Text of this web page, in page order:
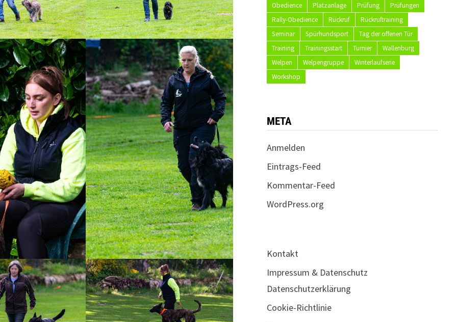
Obedience
Platzanlage Prüfung
Prüfungen
Rally-Obedience
Rückruf
Rückruftraining
Seminar
Spürhundsport
Tag der offenen Tür
Training
Trainingsstart Turnier
Wallenburg
Welpen
Welpengruppe
Winterlaufserie
Workshop
META
Anmelden
Eintrags-Feed
Kommentar-Feed
WordPress.org
Kontakt
Impressum & Datenschutz
Datenschutzerklärung
Cookie-Richtlinie